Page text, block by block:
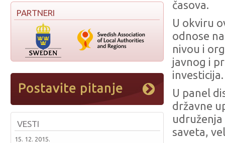
PARTNERI
VESTI
15. 12. 2015.
časova.
U okviru
odnose
nivou i
javnog i
investicija.
U panel
državne
saveta,